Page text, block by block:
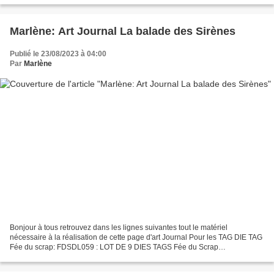
Marlène: Art Journal La balade des Sirènes
Publié le 23/08/2023 à 04:00
Par Marlène
Bonjour à tous retrouvez dans les lignes suivantes tout le matériel
nécessaire à la réalisation de cette page d'art Journal Pour les TAG DIE TAG
Fée du scrap: FDSDL059 : LOT DE 9 DIES TAGS Fée du Scrap